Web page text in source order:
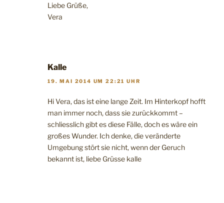
Liebe Grüße,
Vera
Kalle
19. MAI 2014 UM 22:21 UHR
Hi Vera, das ist eine lange Zeit. Im Hinterkopf hofft
man immer noch, dass sie zurückkommt –
schliesslich gibt es diese Fälle, doch es wäre ein
großes Wunder. Ich denke, die veränderte
Umgebung stört sie nicht, wenn der Geruch
bekannt ist, liebe Grüsse kalle